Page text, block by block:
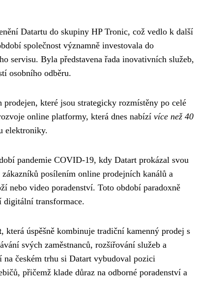
Datartu do skupiny HP Tronic, což vedlo k další
společnost významně investovala do
servisu. Byla představena řada inovativních služeb,
osobního odběru.
které jsou strategicky rozmístěny po celé
online platformy, která dnes nabízí více než 40
elektroniky.
pandemie COVID-19, kdy Datart prokázal svou
posílením online prodejních kanálů a
nebo video poradenství. Toto období paradoxně
digitální transformace.
, která úspěšně kombinuje tradiční kamenný prodej s
svých zaměstnanců, rozšiřování služeb a
českém trhu si Datart vybudoval pozici
přičemž klade důraz na odborné poradenství a